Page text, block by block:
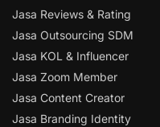
Jasa Reviews & Rating
Jasa Outsourcing SDM
Jasa KOL & Influencer
Jasa Zoom Member
Jasa Content Creator
Jasa Branding Identity